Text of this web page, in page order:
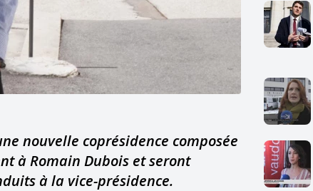
nouvelle coprésidence composée
à Romain Dubois et seront
à la vice-présidence.